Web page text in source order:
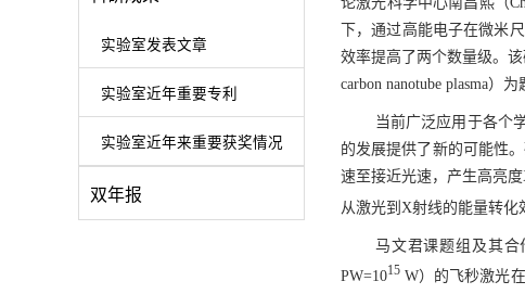
实验室发表文章
实验室近年重要专利
实验室近年来重要获奖情况
双年报
下，通过高能电子在微米
效率提高了两个数量级。该
carbon nanotube plasma）
当前广泛应用于各个
的发展提供了新的可能性
速至接近光速，产生高亮
从激光到X射线的能量转化
马文君课题组及其
PW=1015 W）的飞秒激光